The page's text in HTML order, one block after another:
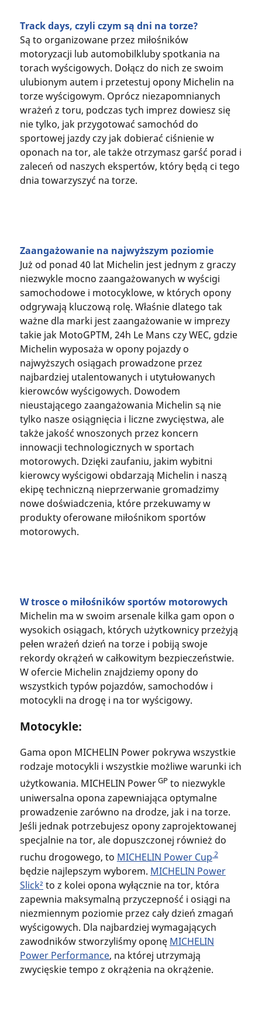
Track days, czyli czym są dni na torze?
Są to organizowane przez miłośników
motoryzacji lub automobilkluby spotkania na
torach wyścigowych. Dołącz do nich ze swoim
ulubionym autem i przetestuj opony Michelin na
torze wyścigowym. Oprócz niezapomnianych
wrażeń z toru, podczas tych imprez dowiesz się
nie tylko, jak przygotować samochód do
sportowej jazdy czy jak dobierać ciśnienie w
oponach na tor, ale także otrzymasz garść porad i
zaleceń od naszych ekspertów, który będą ci tego
dnia towarzyszyć na torze.
Zaangażowanie na najwyższym poziomie
Już od ponad 40 lat Michelin jest jednym z graczy
niezwykle mocno zaangażowanych w wyścigi
samochodowe i motocyklowe, w których opony
odgrywają kluczową rolę. Właśnie dlatego tak
ważne dla marki jest zaangażowanie w imprezy
takie jak MotoGPTM, 24h Le Mans czy WEC, gdzie
Michelin wyposaża w opony pojazdy o
najwyższych osiągach prowadzone przez
najbardziej utalentowanych i utytułowanych
kierowców wyścigowych. Dowodem
nieustającego zaangażowania Michelin są nie
tylko nasze osiągnięcia i liczne zwycięstwa, ale
także jakość wnoszonych przez koncern
innowacji technologicznych w sportach
motorowych. Dzięki zaufaniu, jakim wybitni
kierowcy wyścigowi obdarzają Michelin i naszą
ekipę techniczną nieprzerwanie gromadzimy
nowe doświadczenia, które przekuwamy w
produkty oferowane miłośnikom sportów
motorowych.
W trosce o miłośników sportów motorowych
Michelin ma w swoim arsenale kilka gam opon o
wysokich osiągach, których użytkownicy przeżyją
pełen wrażeń dzień na torze i pobiją swoje
rekordy okrążeń w całkowitym bezpieczeństwie.
W ofercie Michelin znajdziemy opony do
wszystkich typów pojazdów, samochodów i
motocykli na drogę i na tor wyścigowy.
Motocykle:
Gama opon MICHELIN Power pokrywa wszystkie
rodzaje motocykli i wszystkie możliwe warunki ich
użytkowania. MICHELIN PowerGPto niezwykle
uniwersalna opona zapewniająca optymalne
prowadzenie zarówno na drodze, jak i na torze.
Jeśli jednak potrzebujesz opony zaprojektowanej
specjalnie na tor, ale dopuszczonej również do
ruchu drogowego, to MICHELIN Power Cup2
będzie najlepszym wyborem. MICHELIN Power
Slick² to z kolei opona wyłącznie na tor, która
zapewnia maksymalną przyczepność i osiągi na
niezmiennym poziomie przez cały dzień zmagań
wyścigowych. Dla najbardziej wymagających
zawodników stworzyliśmy oponę MICHELIN
Power Performance, na której utrzymają
zwycięskie tempo z okrążenia na okrążenie.